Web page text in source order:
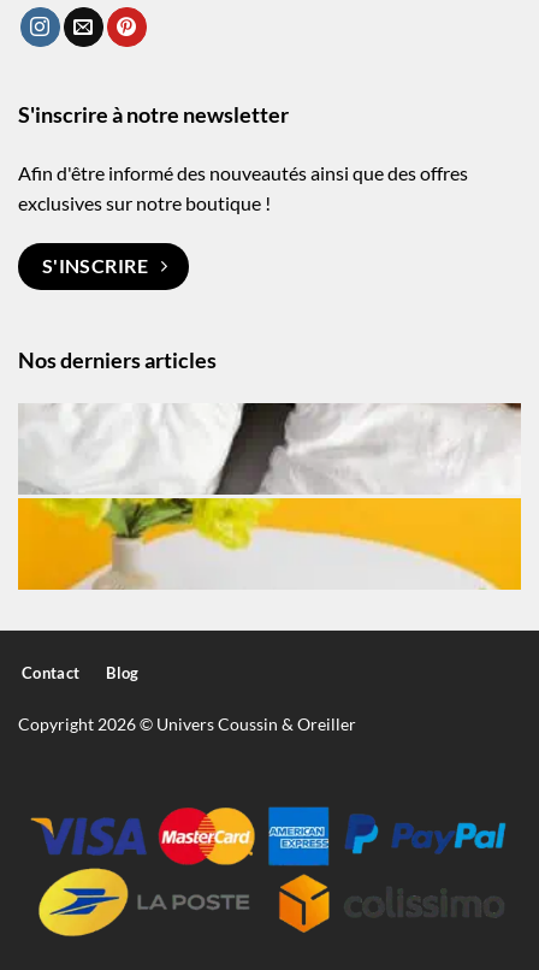
Nos derniers articles
S'inscrire à notre newsletter
Afin d'être informé des nouveautés ainsi que des offres
exclusives sur notre boutique !
S'INSCRIRE
Contact Blog
Copyright 2026 © Univers Coussin & Oreiller